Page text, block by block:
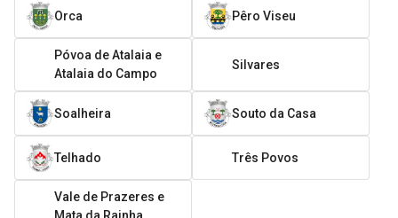
Orca Pêro Viseu
Póvoa de Atalaia e
Atalaia do Campo
Silvares
Soalheira Souto da Casa
Telhado Três Povos
Vale de Prazeres e